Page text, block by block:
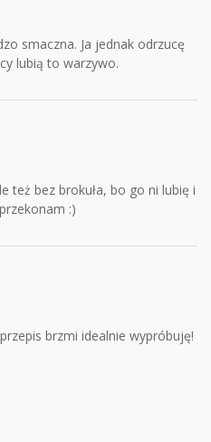
smaczna. Ja jednak odrzucę
lubią to warzywo.
też bez brokuła, bo go ni lubię i
:)
brzmi idealnie wypróbuję!